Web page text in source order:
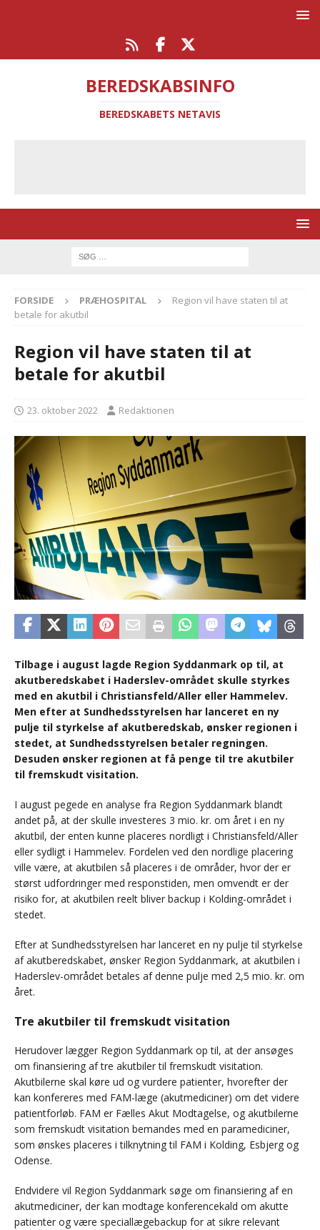
BEREDSKABSINFO
BEREDSKABETS NETAVIS
FORSIDE PRÆHOSPITAL
Region vil have staten til at
betale for akutbil
Region vil have staten til at
betale for akutbil
23. oktober 2022 Redaktionen
Tilbage i august lagde Region Syddanmark op til, at
akutberedskabet i Haderslev-området skulle styrkes
med en akutbil i Christiansfeld/Aller eller Hammelev.
Men efter at Sundhedsstyrelsen har lanceret en ny
pulje til styrkelse af akutberedskab, ønsker regionen i
stedet, at Sundhedsstyrelsen betaler regningen.
Desuden ønsker regionen at få penge til tre akutbiler
til fremskudt visitation.
I august pegede en analyse fra Region Syddanmark blandt
andet på, at der skulle investeres 3 mio. kr. om året i en ny
akutbil, der enten kunne placeres nordligt i Christiansfeld/Aller
eller sydligt i Hammelev. Fordelen ved den nordlige placering
ville være, at akutbilen så placeres i de områder, hvor der er
størst udfordringer med responstiden, men omvendt er der
risiko for, at akutbilen reelt bliver backup i Kolding-området i
stedet.
Efter at Sundhedsstyrelsen har lanceret en ny pulje til styrkelse
af akutberedskabet, ønsker Region Syddanmark, at akutbilen i
Haderslev-området betales af denne pulje med 2,5 mio. kr. om
året.
Tre akutbiler til fremskudt visitation
Herudover lægger Region Syddanmark op til, at der ansøges
om finansiering af tre akutbiler til fremskudt visitation.
Akutbilerne skal køre ud og vurdere patienter, hvorefter der
kan konfereres med FAM-læge (akutmediciner) om det videre
patientforløb. FAM er Fælles Akut Modtagelse, og akutbilerne
som fremskudt visitation bemandes med en paramediciner,
som ønskes placeres i tilknytning til FAM i Kolding, Esbjerg og
Odense.
Endvidere vil Region Syddanmark søge om finansiering af en
akutmediciner, der kan modtage konferencekald om akutte
patienter og være speciallægebackup for at sikre relevant